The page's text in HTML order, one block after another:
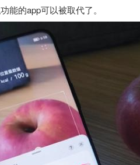
能的app可以被取代了。